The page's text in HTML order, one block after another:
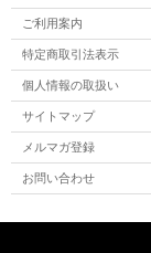
ご利用案内
特定商取引法表示
個人情報の取扱い
サイトマップ
メルマガ登録
お問い合わせ